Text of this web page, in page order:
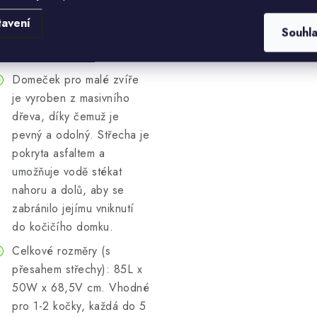
příteli soukromí a snižuje
Domeček pro malé zvíře
je vyroben z masivního
dřeva, díky čemuž je
pevný a odolný. Střecha je
pokryta asfaltem a
umožňuje vodě stékat
nahoru a dolů, aby se
zabránilo jejímu vniknutí
do kočičího domku.
Celkové rozměry (s
přesahem střechy): 85L x
50W x 68,5V cm. Vhodné
pro 1-2 kočky, každá do 5